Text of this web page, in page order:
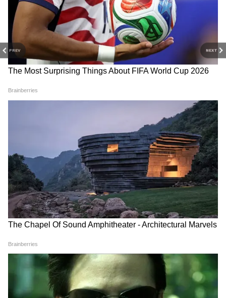
PREV NEXT
Related Articles